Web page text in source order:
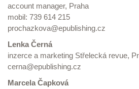
account manager, Praha
mobil: 739 614 215
prochazkova@epublishing.cz
Lenka Černá
inzerce a marketing Střelecká revue,
cerna@epublishing.cz
Marcela Čapková